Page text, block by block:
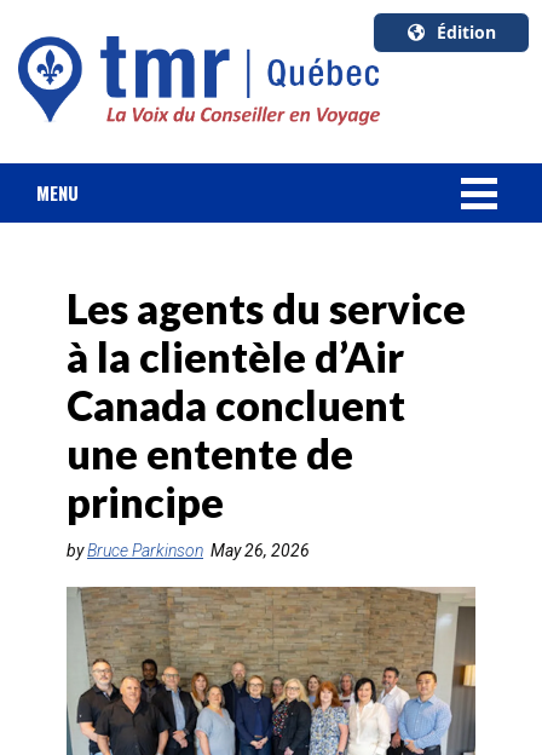
Édition
U.S.A.
English
Canada
Français
MENU
FORFAIT VACANCES
CROISIÈRES
HOTELS & RESORTS
DESTINATIONS
AGENTS DE VOYAGE
FORMATION & RESSOURCES
Les agents du service
à la clientèle d’Air
Canada concluent
une entente de
principe
byBruce Parkinson May 26, 2026